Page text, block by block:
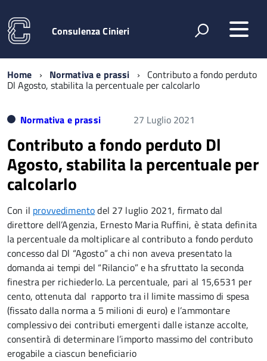
Consulenza Cinieri
Home Normativa e prassi Contributo a fondo perduto
Dl Agosto, stabilita la percentuale per calcolarlo
Normativa e prassi 27 Luglio 2021
Contributo a fondo perduto Dl
Agosto, stabilita la percentuale per
calcolarlo
Con il provvedimentodel 27 luglio 2021, firmato dal
direttore dell’Agenzia, Ernesto Maria Ruffini, è stata definita
la percentuale da moltiplicare al contributo a fondo perduto
concesso dal Dl “Agosto” a chi non aveva presentato la
domanda ai tempi del “Rilancio” e ha sfruttato la seconda
finestra per richiederlo. La percentuale, pari al 15,6531 per
cento, ottenuta dal rapporto tra il limite massimo di spesa
(fissato dalla norma a 5 milioni di euro) e l’ammontare
complessivo dei contributi emergenti dalle istanze accolte,
consentirà di determinare l’importo massimo del contributo
erogabile a ciascun beneficiario